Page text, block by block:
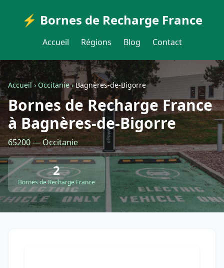
⚡ Bornes de Recharge France
Accueil Régions Blog Contact
Accueil›Occitanie›Bagnères-de-Bigorre
Bornes de Recharge France
à Bagnères-de-Bigorre
65200 — Occitanie
2
Bornes de Recharge France